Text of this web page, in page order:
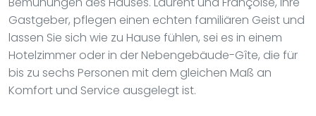
Gastgeber, pflegen einen echten familiären Geist und
lassen Sie sich wie zu Hause fühlen, sei es in einem
Hotelzimmer oder in der Nebengebäude-Gîte, die für
bis zu sechs Personen mit dem gleichen Maß an
Komfort und Service ausgelegt ist.